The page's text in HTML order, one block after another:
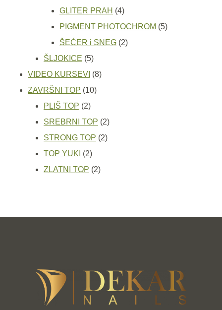
GLITER PRAH 44
proizvoda
PIGMENT PHOTOCHROM 55
ŠEĆER i SNEG 22
ŠLJOKICE 55
proizvoda
VIDEO KURSEVI 88
ZAVRŠNI TOP 1010
PLIŠ TOP 22
proizvoda
SREBRNI TOP 22
proizvoda
STRONG TOP 22
TOP YUKI 22
proizvoda
ZLATNI TOP 22